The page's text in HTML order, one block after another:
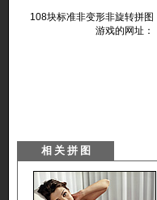
108块标准非变形非旋转拼图
游戏的网址：